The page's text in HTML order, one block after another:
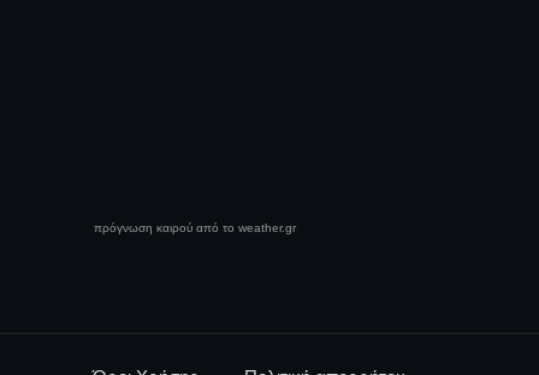
πρόγνωση καιρού από το weather.gr